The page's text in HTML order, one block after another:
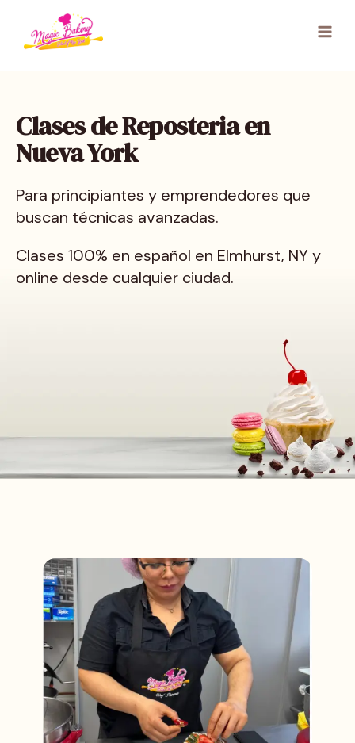
contenido
Clases de Reposteria en
Nueva York
Para principiantes y emprendedores que
buscan técnicas avanzadas.
Clases 100% en español en Elmhurst, NY y
online desde cualquier ciudad.